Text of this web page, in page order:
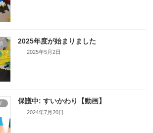
2025年度が始まりました
2025年5月2日
保護中: すいかわり【動画】
2024年7月20日